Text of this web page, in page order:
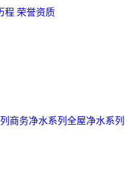
程 荣誉资质
商务净水系列 全屋净水系列